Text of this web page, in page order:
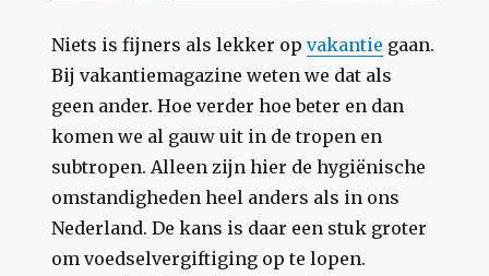
Niets is fijners als lekker opvakantie gaan.
Bij vakantiemagazine weten we dat als
geen ander. Hoe verder hoe beter en dan
komen we al gauw uit in de tropen en
subtropen. Alleen zijn hier de hygiënische
omstandigheden heel anders als in ons
Nederland. De kans is daar een stuk groter
om voedselvergiftiging op te lopen.